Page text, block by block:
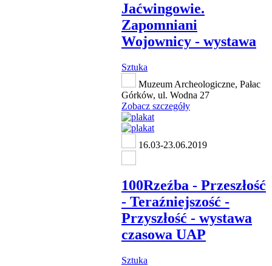
Jaćwingowie.
Zapomniani
Wojownicy - wystawa
Sztuka
Muzeum Archeologiczne, Pałac
Górków, ul. Wodna 27
Zobacz szczegóły
16.03-23.06.2019
100Rzeźba - Przeszłość
- Teraźniejszość -
Przyszłość - wystawa
czasowa UAP
Sztuka